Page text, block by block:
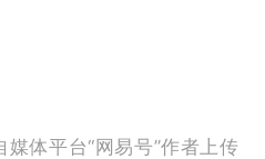
体平台“网易号”作者上传